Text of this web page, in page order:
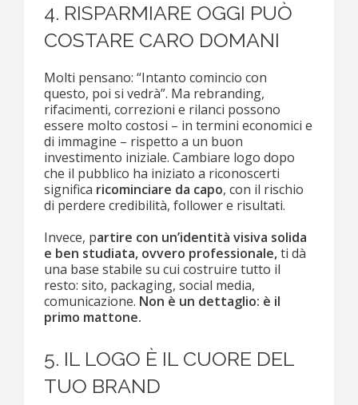
4. RISPARMIARE OGGI PUÒ
COSTARE CARO DOMANI
Molti pensano: “Intanto comincio con
questo, poi si vedrà”. Ma rebranding,
rifacimenti, correzioni e rilanci possono
essere molto costosi – in termini economici e
di immagine – rispetto a un buon
investimento iniziale. Cambiare logo dopo
che il pubblico ha iniziato a riconoscerti
significa ricominciare da capo, con il rischio
di perdere credibilità, follower e risultati.
Invece, partire con un’identità visiva solida
e ben studiata, ovvero professionale,ti dà
una base stabile su cui costruire tutto il
resto: sito, packaging, social media,
comunicazione. Non è un dettaglio: è il
primo mattone.
5. IL LOGO È IL CUORE DEL
TUO BRAND